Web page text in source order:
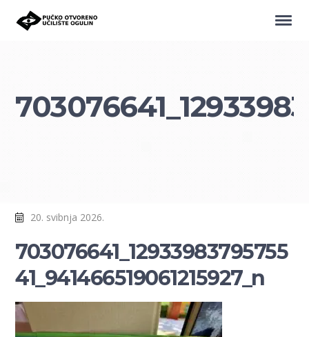
20. svibnja 2026.
703076641_12933983795755
41_941466519061215927_n